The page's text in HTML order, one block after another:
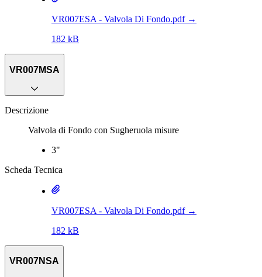
VR007ESA - Valvola Di Fondo.pdf→
182 kB
VR007MSA
Descrizione
Valvola di Fondo con Sugheruola misure
3"
Scheda Tecnica
VR007ESA - Valvola Di Fondo.pdf→
182 kB
VR007NSA